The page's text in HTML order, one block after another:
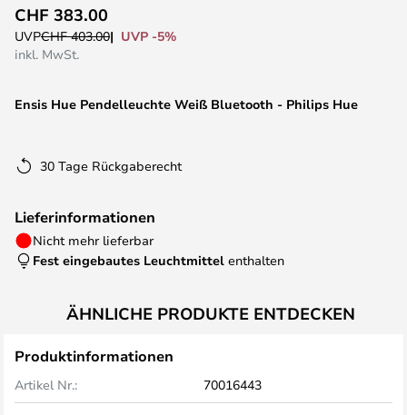
Anfang
der
Ensis Hue Pendelleuchte Weiß Bluetooth - Philips Hue
CHF 383.00
UVPCHF 403.00
UVP -5%
inkl. MwSt.
30 Tage Rückgaberecht
Lieferinformationen
Nicht mehr lieferbar
Fest eingebautes Leuchtmittel enthalten
ÄHNLICHE PRODUKTE ENTDECKEN
Produktinformationen
Artikel Nr.: 70016443